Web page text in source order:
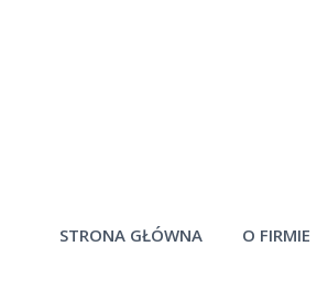
STRONA GŁÓWNA O FIRMIE